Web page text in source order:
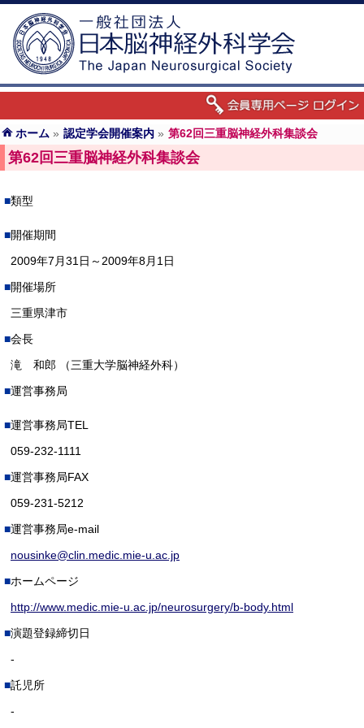
ホーム » 認定学会開催案内 » 第62回三重脳神経外科集談会
第62回三重脳神経外科集談会
類型
開催期間
2009年7月31日～2009年8月1日
開催場所
三重県津市
会長
滝 和郎 （三重大学脳神経外科）
運営事務局
運営事務局TEL
059-232-1111
運営事務局FAX
059-231-5212
運営事務局e-mail
nousinke@clin.medic.mie-u.ac.jp
ホームページ
http://www.medic.mie-u.ac.jp/neurosurgery/b-body.html
演題登録締切日
-
託児所
-